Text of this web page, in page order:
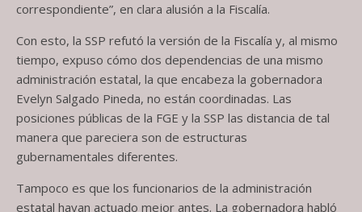
correspondiente”, en clara alusión a la Fiscalía.
Con esto, la SSP refutó la versión de la Fiscalía y, al mismo
tiempo, expuso cómo dos dependencias de una mismo
administración estatal, la que encabeza la gobernadora
Evelyn Salgado Pineda, no están coordinadas. Las
posiciones públicas de la FGE y la SSP las distancia de tal
manera que pareciera son de estructuras
gubernamentales diferentes.
Tampoco es que los funcionarios de la administración
estatal hayan actuado mejor antes. La gobernadora habló